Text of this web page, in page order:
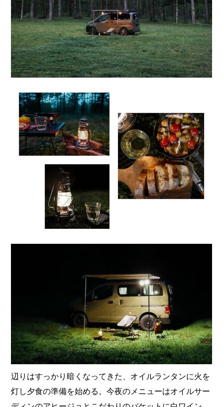
辺りはすっかり暗くなってきた、オイルランタンに火を
灯し夕食の準備を始める。今夜のメニューはオイルサー